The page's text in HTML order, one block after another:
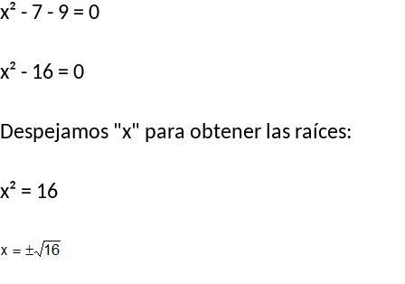
x² - 7 - 9 = 0
x² - 16 = 0
Despejamos "x" para obtener las raíces:
x² = 16